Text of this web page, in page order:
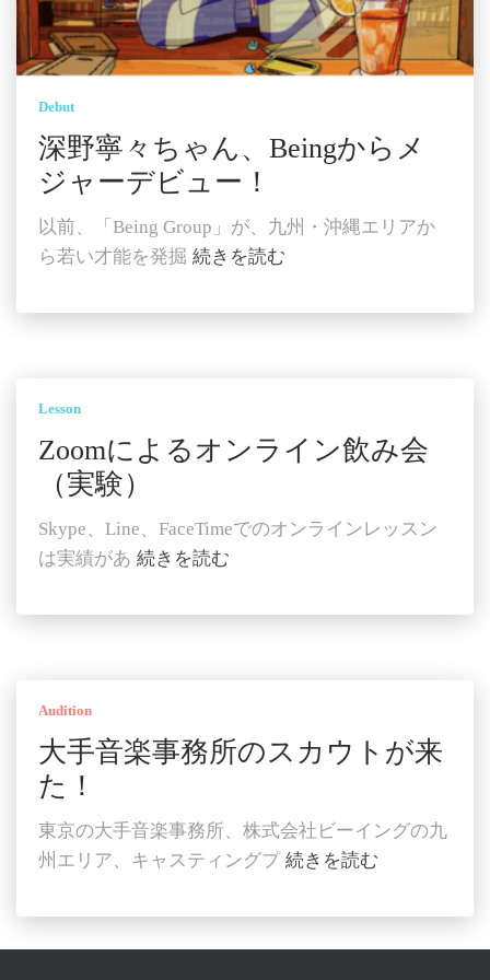
Debut
深野寧々ちゃん、Beingからメ
ジャーデビュー！
以前、「Being Group」が、九州・沖縄エリアか
ら若い才能を発掘 続きを読む
Lesson
Zoomによるオンライン飲み会
（実験）
Skype、Line、FaceTimeでのオンラインレッスン
は実績があ 続きを読む
Audition
大手音楽事務所のスカウトが来
た！
東京の大手音楽事務所、株式会社ビーイングの九
州エリア、キャスティングプ 続きを読む